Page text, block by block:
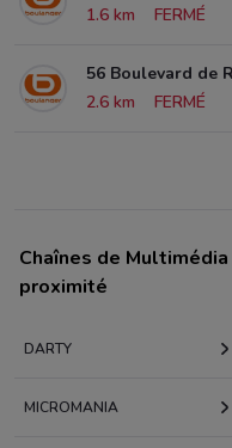
1.6 km
FERMÉ
56 Boulevard de
2.6 km
FERMÉ
Chaînes de
proximité
DARTY
MICROMANIA